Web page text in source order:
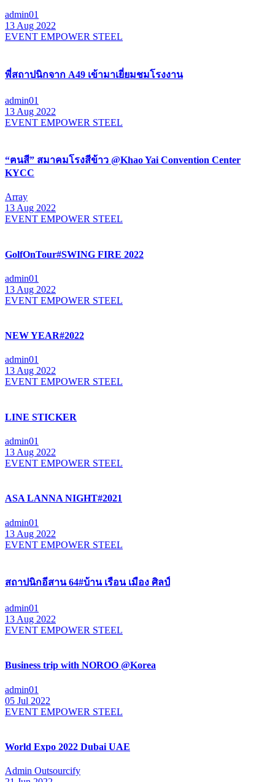
admin01
13 Aug 2022
EVENT EMPOWER STEEL
พี่สถาปนิกจาก A49 เข้ามาเยี่ยมชมโรงงาน
admin01
13 Aug 2022
EVENT EMPOWER STEEL
“ฅนสี” สมาคมโรงสีข้าว @Khao Yai Convention Center
KYCC
Array
13 Aug 2022
EVENT EMPOWER STEEL
GolfOnTour#SWING FIRE 2022
admin01
13 Aug 2022
EVENT EMPOWER STEEL
NEW YEAR#2022
admin01
13 Aug 2022
EVENT EMPOWER STEEL
LINE STICKER
admin01
13 Aug 2022
EVENT EMPOWER STEEL
ASA LANNA NIGHT#2021
admin01
13 Aug 2022
EVENT EMPOWER STEEL
สถาปนิกอีสาน 64#บ้าน เรือน เมือง ศิลป์
admin01
13 Aug 2022